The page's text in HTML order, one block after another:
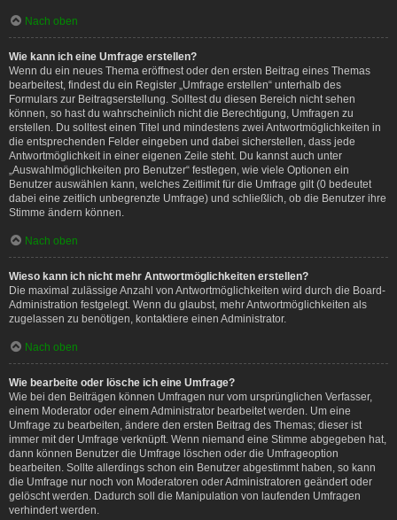
Nach oben
Wie kann ich eine Umfrage erstellen?
Wenn du ein neues Thema eröffnest oder den ersten Beitrag eines Themas
bearbeitest, findest du ein Register „Umfrage erstellen“ unterhalb des
Formulars zur Beitragserstellung. Solltest du diesen Bereich nicht sehen
können, so hast du wahrscheinlich nicht die Berechtigung, Umfragen zu
erstellen. Du solltest einen Titel und mindestens zwei Antwortmöglichkeiten in
die entsprechenden Felder eingeben und dabei sicherstellen, dass jede
Antwortmöglichkeit in einer eigenen Zeile steht. Du kannst auch unter
„Auswahlmöglichkeiten pro Benutzer“ festlegen, wie viele Optionen ein
Benutzer auswählen kann, welches Zeitlimit für die Umfrage gilt (0 bedeutet
dabei eine zeitlich unbegrenzte Umfrage) und schließlich, ob die Benutzer ihre
Stimme ändern können.
Nach oben
Wieso kann ich nicht mehr Antwortmöglichkeiten erstellen?
Die maximal zulässige Anzahl von Antwortmöglichkeiten wird durch die Board-
Administration festgelegt. Wenn du glaubst, mehr Antwortmöglichkeiten als
zugelassen zu benötigen, kontaktiere einen Administrator.
Nach oben
Wie bearbeite oder lösche ich eine Umfrage?
Wie bei den Beiträgen können Umfragen nur vom ursprünglichen Verfasser,
einem Moderator oder einem Administrator bearbeitet werden. Um eine
Umfrage zu bearbeiten, ändere den ersten Beitrag des Themas; dieser ist
immer mit der Umfrage verknüpft. Wenn niemand eine Stimme abgegeben hat,
dann können Benutzer die Umfrage löschen oder die Umfrageoption
bearbeiten. Sollte allerdings schon ein Benutzer abgestimmt haben, so kann
die Umfrage nur noch von Moderatoren oder Administratoren geändert oder
gelöscht werden. Dadurch soll die Manipulation von laufenden Umfragen
verhindert werden.